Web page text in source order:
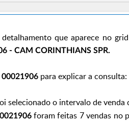
que aparece no
- CAM CORINTHIANS SPR.
00021906 para explicar a consulta:
selecionado o intervalo de venda
foram feitas 7 vendas no